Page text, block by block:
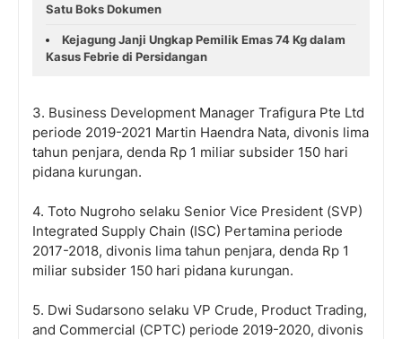
Satu Boks Dokumen
Kejagung Janji Ungkap Pemilik Emas 74 Kg dalam
Kasus Febrie di Persidangan
3. Business Development Manager Trafigura Pte Ltd
periode 2019-2021 Martin Haendra Nata, divonis lima
tahun penjara, denda Rp 1 miliar subsider 150 hari
pidana kurungan.
4. Toto Nugroho selaku Senior Vice President (SVP)
Integrated Supply Chain (ISC) Pertamina periode
2017-2018, divonis lima tahun penjara, denda Rp 1
miliar subsider 150 hari pidana kurungan.
5. Dwi Sudarsono selaku VP Crude, Product Trading,
and Commercial (CPTC) periode 2019-2020, divonis